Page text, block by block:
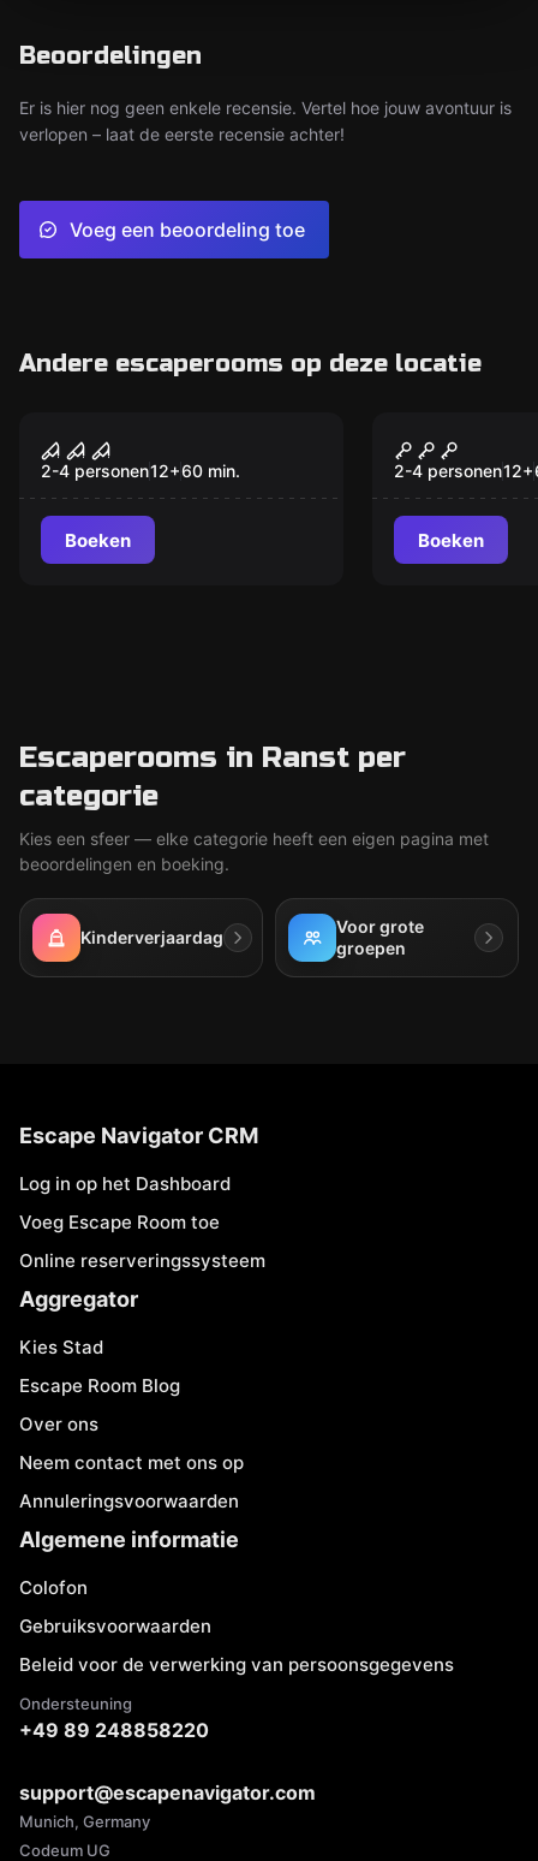
Beoordelingen
Er is hier nog geen enkele recensie. Vertel hoe jouw avontuur is
verlopen – laat de eerste recensie achter!
Voeg een beoordeling toe
Andere escaperooms op deze locatie
VR House of Fear Call
of Blood
2-4 personen12+60 min.
Boeken
VR Dream
2-4 personen12+
Boeken
Escaperooms in Ranst per
categorie
Kies een sfeer — elke categorie heeft een eigen pagina met
beoordelingen en boeking.
Kinderverjaardag
Voor grote
groepen
Escape Navigator CRM
Log in op het Dashboard
Voeg Escape Room toe
Online reserveringssysteem
Aggregator
Kies Stad
Escape Room Blog
Over ons
Neem contact met ons op
Annuleringsvoorwaarden
Algemene informatie
Colofon
Gebruiksvoorwaarden
Beleid voor de verwerking van persoonsgegevens
Ondersteuning
+49 89 248858220
support@escapenavigator.com
Munich, Germany
Codeum UG